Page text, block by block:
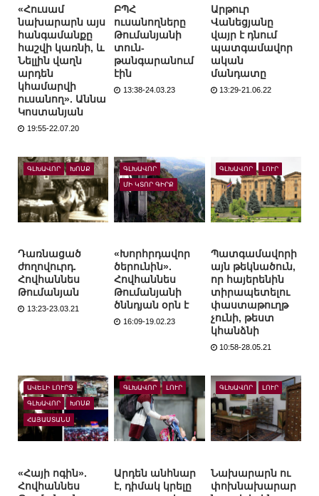
«Հուսամ
նախարարն այս
հանգամանքը
հաշվի կառնի, և
Նելլին վաղն
արդեն
կհամարվի
ուսանող». Աննա
Կոստանյան
19:55-22.07.20
ԲՊՀ
ուսանողները
Թումանյանի
տուն-
թանգարանում
էին
13:38-24.03.23
Արթուր
Վանեցյանը
վայր է դնում
պատգամավոր
ական
մանդատը
13:29-21.06.22
ԳԼԽԱՎՈՐ ԽՈՍՔ
Դառնացած
ժողովուրդ.
Հովհաննես
Թումանյան
13:23-23.03.21
ԳԼԽԱՎՈՐ
ՄԻ ԿՏՈՐ ԳԻՐՔ
«Խորհրդավոր
ծերունին».
Հովհաննես
Թումանյանի
ծննդյան օրն է
16:09-19.02.23
ԳԼԽԱՎՈՐ ԼՈՒՐ
Պատգամավորի
այն թեկնածուն,
որ հայերենին
տիրապետելու
փաստաթուղթ
չունի, թեստ
կհանձնի
10:58-28.05.21
ԱՎԵԼԻ ԼՈՒՐՋ
ԳԼԽԱՎՈՐ ԽՈՍՔ
ՀԱՅԱՍՏԱՆՍ
«Հայի ոգին».
Հովհաննես
ԳԼԽԱՎՈՐ ԼՈՒՐ
Արդեն անհնար
է, դիմակ կրելը
ԳԼԽԱՎՈՐ ԼՈՒՐ
Նախարարն ու
փոխնախարար